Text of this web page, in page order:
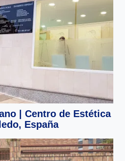
| Centro de Estética
España